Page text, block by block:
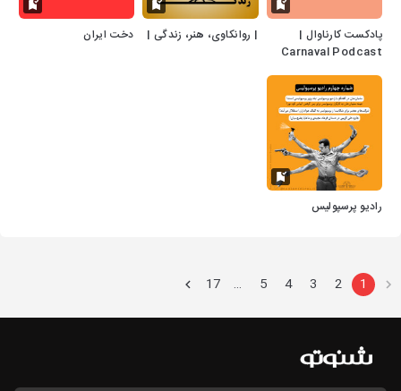
پادکست کارناوال |
Carnaval Podcast
| روانکاوی، هنر، زندگی | دخت ایران
رادیو پرسپولیس
1
2
3
4
5
…
17